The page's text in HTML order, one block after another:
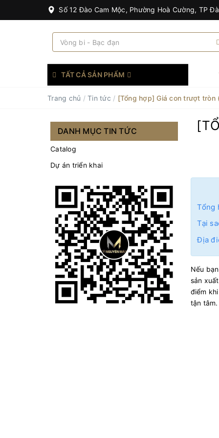
Số 12 Đào Cam Mộc, Phường Hoà Cường, TP
TẤT CẢ SẢN PHẨM
Trang chủ / Tin tức / [Tổng hợp] Giá con trượt
Tổng
Tại
Địa
Nếu
sản
điểm
tận tâm.
DANH MỤC TIN TỨC
Catalog
Dự án triển khai